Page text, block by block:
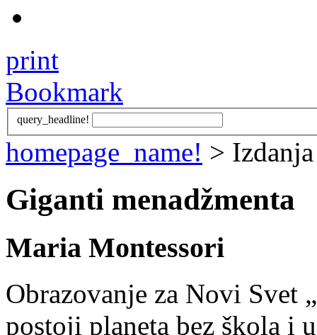
print
Bookmark
query_headline!
homepage_name! >
Giganti menadžmenta
Maria Montessori
Obrazovanje za Novi Svet
postoji planeta bez škola i